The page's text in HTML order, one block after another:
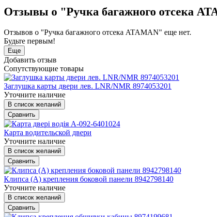
Отзывы о "Ручка багажного отсека
Отзывов о "Ручка багажного отсека ATAMAN" еще нет.
Будьте первым!
Еще
Добавить отзыв
Сопутствующие товары
Заглушка карты двери лев. LNR/NMR 8974053201
Уточните наличие
В список желаний
Сравнить
Карта водительской двери
Уточните наличие
В список желаний
Сравнить
Клипса (А) крепления боковой панели 8942798140
Уточните наличие
В список желаний
Сравнить